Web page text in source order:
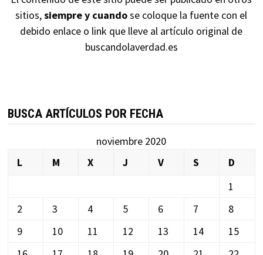
sitios,siempre y cuandose coloque la fuente con el
debido enlace o link que lleve al artículo original de
buscandolaverdad.es
BUSCA ARTÍCULOS POR FECHA
noviembre 2020
L
M X J V S
D
1
2
3 4 5 6 7
8
9
10 11 12 13 14
15